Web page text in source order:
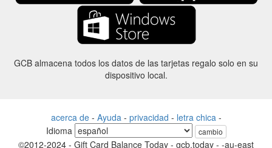
GCB almacena todos los datos de las tarjetas regalo solo en su
dispositivo local.
acerca de- Ayuda - privacidad - letra chica -
Idioma
cambio
©2012-2024 - Gift Card Balance Today - gcb.today - -au-east